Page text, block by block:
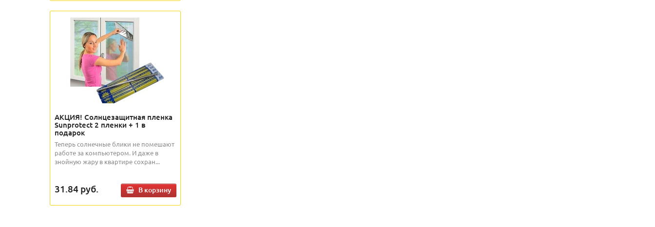
АКЦИЯ! Солнцезащитная пленка
Sunprotect 2 пленки + 1 в
подарок
Теперь солнечные блики не помешают
работе за компьютером. И даже в
знойную жару в квартире сохран...
31.84 руб. В корзину